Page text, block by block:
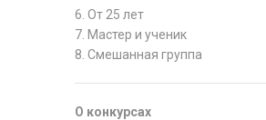
6. От 25 лет
7. Мастер и ученик
8. Смешанная группа
О конкурсах